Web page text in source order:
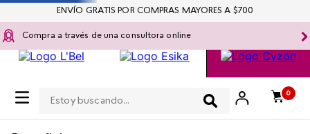
Compra a través de una consultora online
0
ENVÍO GRATIS POR COMPRAS MAYORES A $700